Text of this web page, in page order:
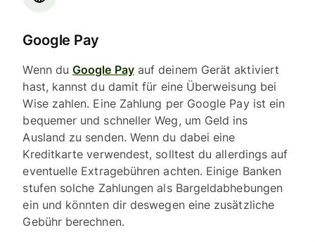
Google Pay
Wenn duGoogle Payauf deinem Gerät aktiviert
hast, kannst du damit für eine Überweisung bei
Wise zahlen. Eine Zahlung per Google Pay ist ein
bequemer und schneller Weg, um Geld ins
Ausland zu senden. Wenn du dabei eine
Kreditkarte verwendest, solltest du allerdings auf
eventuelle Extragebühren achten. Einige Banken
stufen solche Zahlungen als Bargeldabhebungen
ein und könnten dir deswegen eine zusätzliche
Gebühr berechnen.